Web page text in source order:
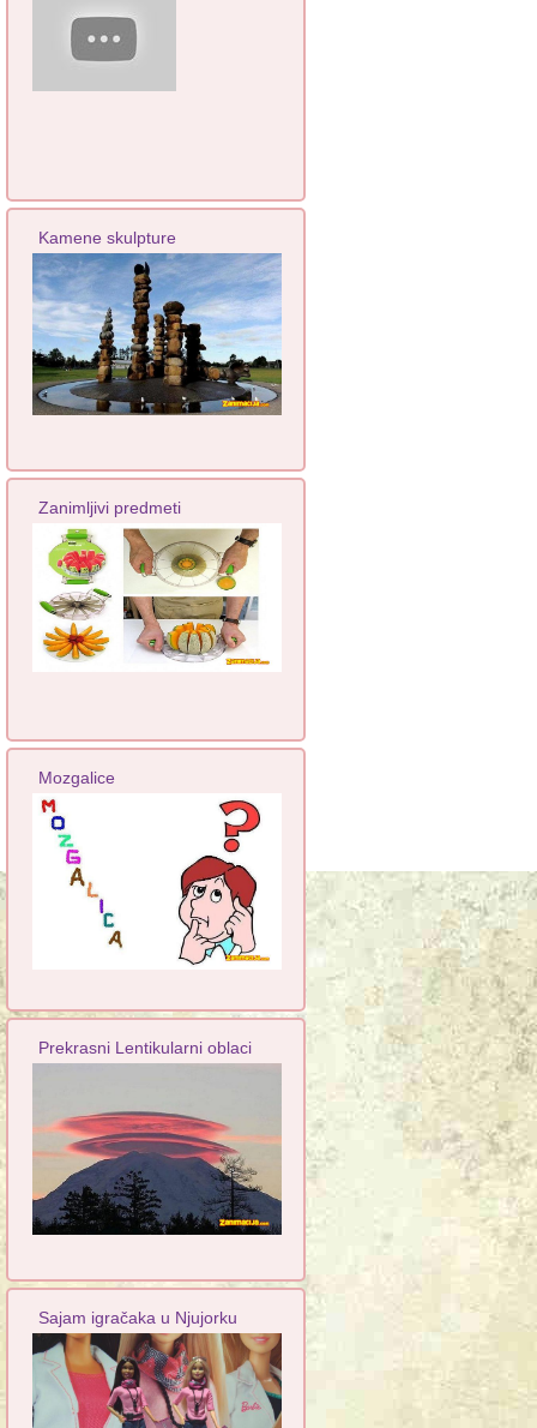
Kamene skulpture
Zanimljivi predmeti
Mozgalice
Prekrasni Lentikularni oblaci
Sajam igračaka u Njujorku